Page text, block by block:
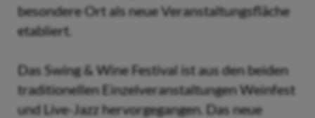
besondere Ort als neue Veranstaltungsfläche
etabliert.
Das Swing & Wine Festival ist aus den beiden
traditionellen Einzelveranstaltungen Weinfest
und Live-Jazz hervorgegangen. Das neue